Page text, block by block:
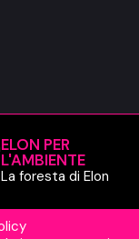
ELON PER
L'AMBIENTE
La foresta di Elon